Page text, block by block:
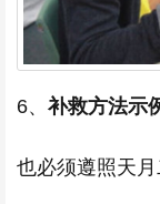
6、 补救方法示
也必须遵照天